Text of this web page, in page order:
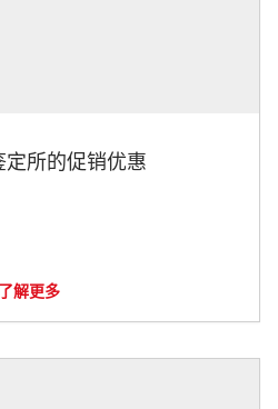
定所的促销优惠
了解更多